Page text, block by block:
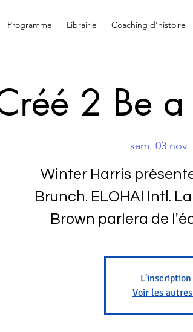
Programme Librairie Coaching d'histoire
2 Be a
sam. 03 nov.
Winter Harris
Brunch. ELOHAI Intl.
Brown parlera de
Voir les